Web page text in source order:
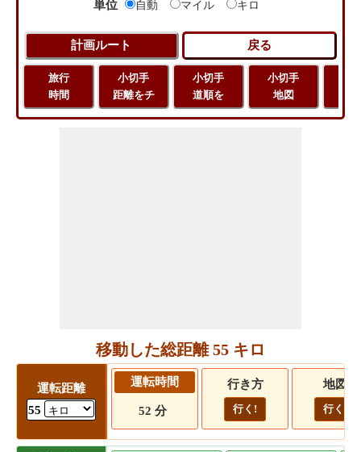
単位 自動 マイル キロ
旅行
時間
小切手
距離をチ
小切手
道順を
小切手
地図
移動した総距離 55 キロ
運転距離
55
運転時間
52 分
行き方
行く!
地図
行く!